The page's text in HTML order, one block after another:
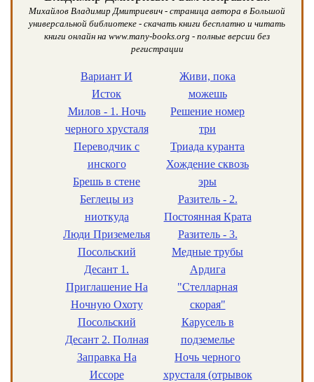
Михайлов Владимир Дмитриевич - страница автора в Большой
универсальной библиотеке - скачать книги бесплатно и читать
книги онлайн на www.many-books.org - полные версии без
регистрации
Вариант И
Исток
Милов - 1. Ночь
черного хрусталя
Переводчик с
инского
Брешь в стене
Беглецы из
ниоткуда
Люди Приземелья
Посольский
Десант 1.
Приглашение На
Ночную Охоту
Посольский
Десант 2. Полная
Заправка На
Иссоре
Живи, пока
можешь
Решение номер
три
Триада куранта
Хождение сквозь
эры
Разитель - 2.
Постоянная Крата
Разитель - 3.
Медные трубы
Ардига
"Стелларная
скорая"
Карусель в
подземелье
Ночь черного
хрусталя (отрывок